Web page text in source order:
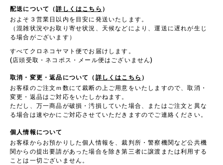
配送について（詳しくはこちら ）
およそ３営業日以内を目安に発送いたします。
（混雑状況やお取り寄せ状況、天候などにより、運送に遅れが生じ
る場合がございます）
すべてクロネコヤマト便でお届けします。
(店頭受取・ネコポス・メール便はございません)
取消・変更・返品について（ 詳しくはこちら ）
お客様のご注文ｍ数にて裁断の上ご用意をいたしますので、取消・
変更・返品はご対応をいたしかねます。
ただし、万一商品が破損・汚損していた場合、またはご注文と異な
る場合は速やかにご対応させていただきますのでご連絡ください。
個人情報について
お客様からお預かりした個人情報を、裁判所・警察機関など公共機
関からの提出要請があった場合を除き第三者に譲渡または利用する
ことは一切ございません。